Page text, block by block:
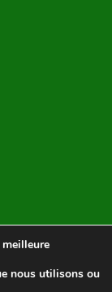
nous utilisons ou